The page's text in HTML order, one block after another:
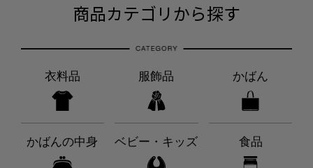
商品カテゴリから探す
衣料品 服飾品 かばん
かばんの中身 ベビー・キッズ 食品